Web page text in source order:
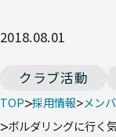
2018.08.01
クラブ活動
TOP 採用情報 メン
ボルダリングに行く